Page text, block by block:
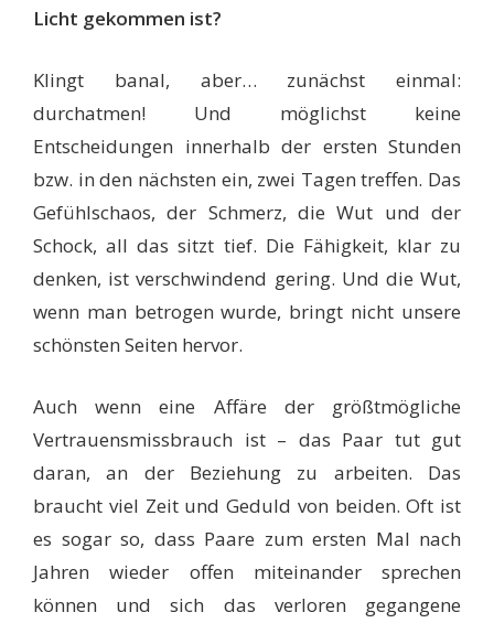
Licht gekommen ist?
Klingt banal, aber… zunächst einmal:
durchatmen! Und möglichst keine
Entscheidungen innerhalb der ersten Stunden
bzw. in den nächsten ein, zwei Tagen treffen. Das
Gefühlschaos, der Schmerz, die Wut und der
Schock, all das sitzt tief. Die Fähigkeit, klar zu
denken, ist verschwindend gering. Und die Wut,
wenn man betrogen wurde, bringt nicht unsere
schönsten Seiten hervor.
Auch wenn eine Affäre der größtmögliche
Vertrauensmissbrauch ist – das Paar tut gut
daran, an der Beziehung zu arbeiten. Das
braucht viel Zeit und Geduld von beiden. Oft ist
es sogar so, dass Paare zum ersten Mal nach
Jahren wieder offen miteinander sprechen
können und sich das verloren gegangene